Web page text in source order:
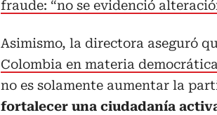
fraude: “no se evidenció
Asimismo, la directora aseguró
Colombia en materia
no es solamente aumentar la
fortalecer una ciudadanía